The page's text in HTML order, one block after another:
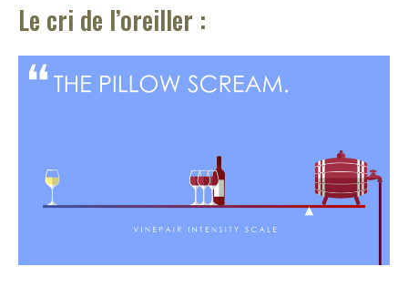
Le cri de l’oreiller :